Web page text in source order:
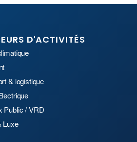
D'ACTIVITÉS
& logistique
Public / VRD
Luxe